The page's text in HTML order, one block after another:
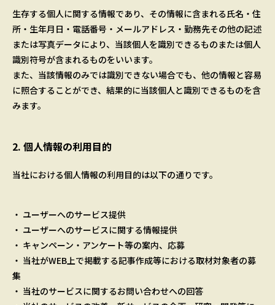
生存する個人に関する情報であり、その情報に含まれる氏名・住
所・生年月日・電話番号・メールアドレス・勤務先その他の記述
または写真データにより、当該個人を識別できるものまたは個人
識別符号が含まれるものをいいます。
また、当該情報のみでは識別できない場合でも、他の情報と容易
に照合することができ、結果的に当該個人と識別できるものを含
みます。
2. 個人情報の利用目的
当社における個人情報の利用目的は以下の通りです。
・ ユーザーへのサービス提供
・ ユーザーへのサービスに関する情報提供
・ キャンペーン・アンケート等の案内、応募
・ 当社がWEB上で掲載する記事作成等における取材対象者の募
集
・ 当社のサービスに関するお問い合わせへの回答